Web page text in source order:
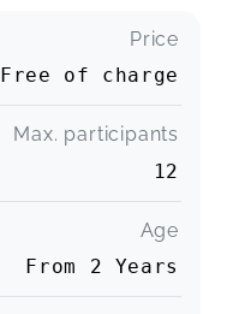
Price
Free of charge
Max. participants
12
Age
From 2 Years